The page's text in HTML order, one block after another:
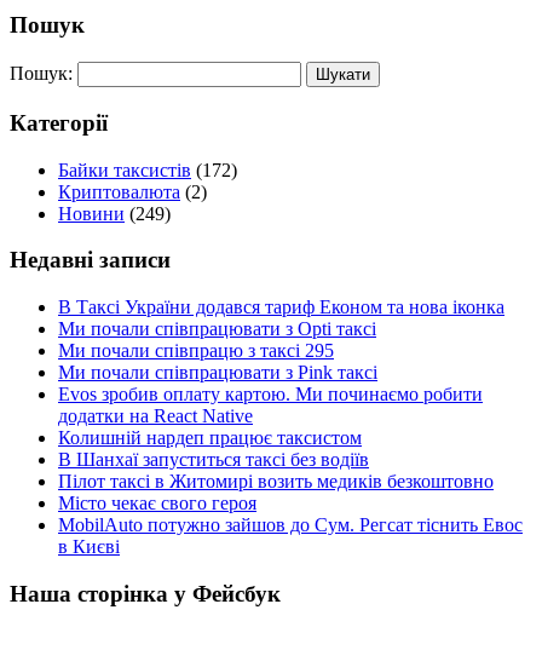
Пошук
Пошук:
Категорії
Байки таксистів (172)
Криптовалюта (2)
Новини (249)
Недавні записи
В Таксі України додався тариф Економ та нова іконка
Ми почали співпрацювати з Opti таксі
Ми почали співпрацю з таксі 295
Ми почали співпрацювати з Pink таксі
Evos зробив оплату картою. Ми починаємо робити
додатки на React Native
Колишній нардеп працює таксистом
В Шанхаї запуститься таксі без водіїв
Пілот таксі в Житомирі возить медиків безкоштовно
Місто чекає свого героя
MobilAuto потужно зайшов до Сум. Регсат тіснить Евос
в Києві
Наша сторінка у Фейсбук